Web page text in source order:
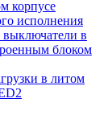
корпусе
исполнения
выключатели в
блоком
в литом